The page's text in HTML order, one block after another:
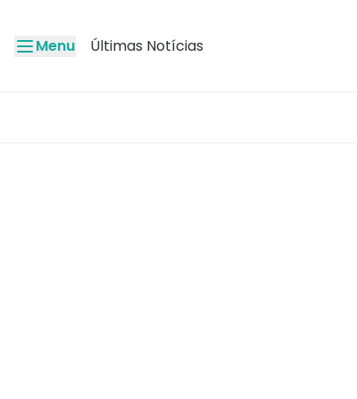
Menu Últimas Notícias